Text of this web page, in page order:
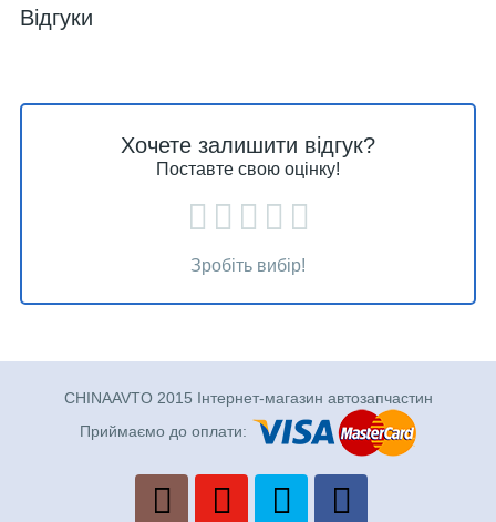
Відгуки
Хочете залишити відгук?
Поставте свою оцінку!
Зробіть вибір!
CHINAAVTO 2015 Інтернет-магазин автозапчастин
Приймаємо до оплати: